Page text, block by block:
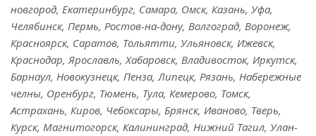
новгород, Екатеринбург, Самара, Омск, Казань, Уфа,
Челябинск, Пермь, Ростов-на-дону, Волгоград, Воронеж,
Красноярск, Саратов, Тольятти, Ульяновск, Ижевск,
Краснодар, Ярославль, Хабаровск, Владивосток, Иркутск,
Барнаул, Новокузнецк, Пенза, Липецк, Рязань, Набережные
челны, Оренбург, Тюмень, Тула, Кемерово, Томск,
Астрахань, Киров, Чебоксары, Брянск, Иваново, Тверь,
Курск, Магнитогорск, Калининград, Нижний Тагил, Улан-